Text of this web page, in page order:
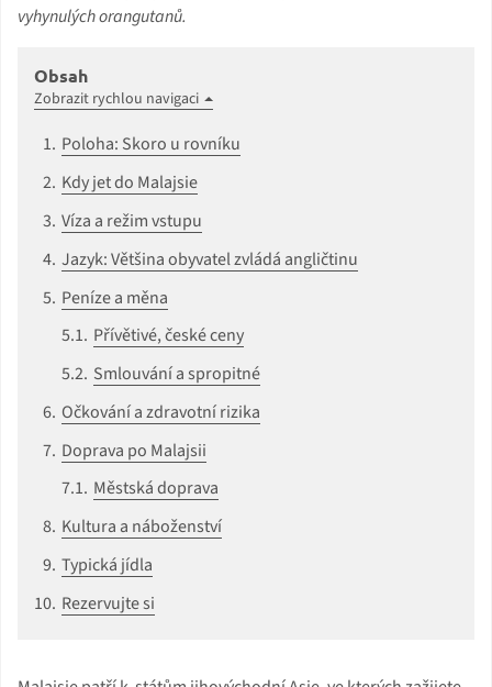
vyhynulých orangutanů.
Obsah
Zobrazit rychlou navigaci
Poloha: Skoro u rovníku
Kdy jet do Malajsie
Víza a režim vstupu
Jazyk: Většina obyvatel zvládá angličtinu
Peníze a měna
Přívětivé, české ceny
Smlouvání a spropitné
Očkování a zdravotní rizika
Doprava po Malajsii
Městská doprava
Kultura a náboženství
Typická jídla
Rezervujte si